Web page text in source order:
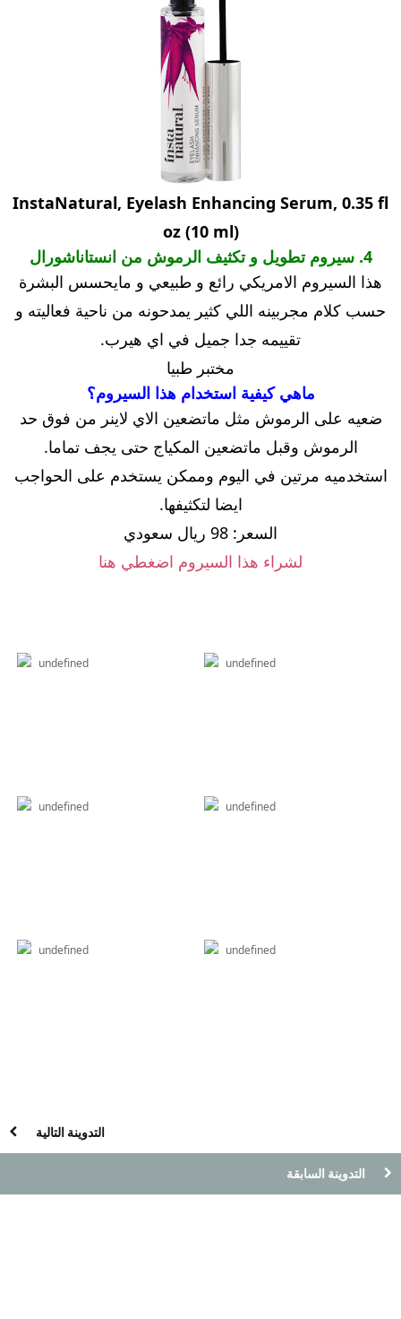
InstaNatural, Eyelash Enhancing Serum, 0.35 fl
oz (10 ml)
4. سيروم تطويل و تكثيف الرموش من انستاناشورال
هذا السيروم الامريكي رائع و طبيعي و مايحسس البشرة
حسب كلام مجربينه اللي كثير يمدحونه من ناحية فعاليته و
تقييمه جدا جميل في اي هيرب.
مختبر طبيا
ماهي كيفية استخدام هذا السيروم؟
ضعيه على الرموش مثل ماتضعين الاي لاينر من فوق حد
الرموش وقبل ماتضعين المكياج حتى يجف تماما.
استخدميه مرتين في اليوم وممكن يستخدم على الحواجب
ايضا لتكثيفها.
السعر: 98 ريال سعودي
لشراء هذا السيروم اضغطي هنا
undefined undefined
undefined undefined
undefined undefined
التدوينة التالية
التدوينة السابقة